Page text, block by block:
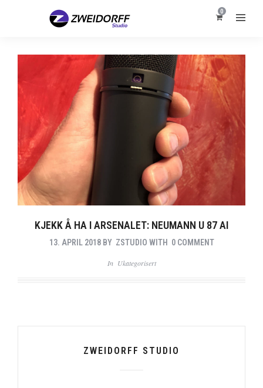
0
KJEKK Å HA I ARSENALET: NEUMANN U 87 AI
13. APRIL 2018 BY ZSTUDIO WITH 0 COMMENT
In Ukategorisert
ZWEIDORFF STUDIO